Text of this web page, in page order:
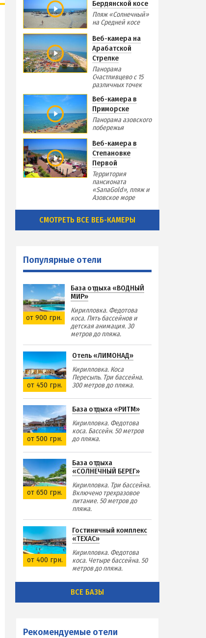
Бердянской косе
Пляж «Солнечный»
на Средней косе
Веб-камера на
Арабатской
Стрелке
Панорама
Счастливцево с 15
различных точек
Веб-камера в
Приморске
Панорама азовского
побережья
Веб-камера в
Степановке
Первой
Территория
пансионата
«SanaGold», пляж и
Азовское море
СМОТРЕТЬ ВСЕ ВЕБ-КАМЕРЫ
Популярные отели
от 900 грн.
База отдыха «ВОДНЫЙ
МИР»
Кирилловка. Федотова
коса. Пять бассейнов и
детская анимация. 30
метров до пляжа.
от 450 грн.
Отель «ЛИМОНАД»
Кирилловка. Коса
Пересыпь. Три бассейна.
300 метров до пляжа.
от 500 грн.
База отдыха «РИТМ»
Кирилловка. Федотова
коса. Бассейн. 50 метров
до пляжа.
от 650 грн.
База отдыха
«СОЛНЕЧНЫЙ БЕРЕГ»
Кирилловка. Три бассейна.
Включено трехразовое
питание. 50 метров до
пляжа.
от 400 грн.
Гостиничный комплекс
«ТЕХАС»
Кирилловка. Федотова
коса. Четыре бассейна. 50
метров до пляжа.
ВСЕ БАЗЫ
Рекомендуемые отели